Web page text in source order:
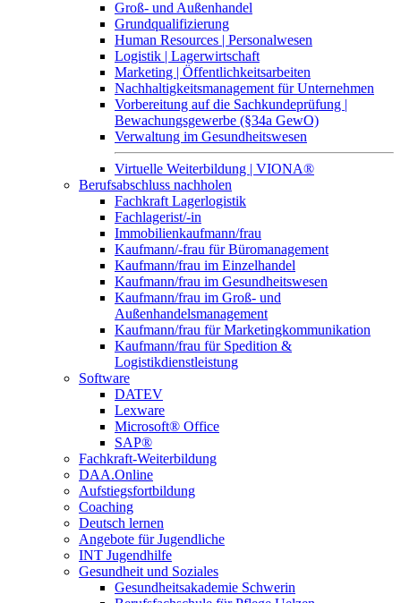
Groß- und Außenhandel
Grundqualifizierung
Human Resources | Personalwesen
Logistik | Lagerwirtschaft
Marketing | Öffentlichkeitsarbeiten
Nachhaltigkeitsmanagement für Unternehmen
Vorbereitung auf die Sachkundeprüfung |
Bewachungsgewerbe (§34a GewO)
Verwaltung im Gesundheitswesen
Virtuelle Weiterbildung | VIONA®
Berufsabschluss nachholen
Fachkraft Lagerlogistik
Fachlagerist/-in
Immobilienkaufmann/frau
Kaufmann/-frau für Büromanagement
Kaufmann/frau im Einzelhandel
Kaufmann/frau im Gesundheitswesen
Kaufmann/frau im Groß- und
Außenhandelsmanagement
Kaufmann/frau für Marketingkommunikation
Kaufmann/frau für Spedition &
Logistikdienstleistung
Software
DATEV
Lexware
Microsoft® Office
SAP®
Fachkraft-Weiterbildung
DAA.Online
Aufstiegsfortbildung
Coaching
Deutsch lernen
Angebote für Jugendliche
INT Jugendhilfe
Gesundheit und Soziales
Gesundheitsakademie Schwerin